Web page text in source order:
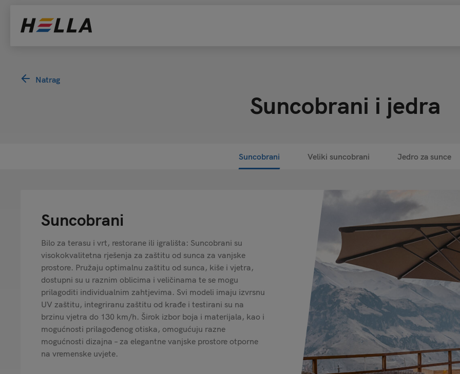
Natrag
Suncobrani i jedra
Suncobrani Veliki suncobrani Jedro za sunce
Suncobrani
Bilo za terasu i vrt, restorane ili igrališta: Suncobrani su
visokokvalitetna rješenja za zaštitu od sunca za vanjske
prostore. Pružaju optimalnu zaštitu od sunca, kiše i vjetra,
dostupni su u raznim oblicima i veličinama te se mogu
prilagoditi individualnim zahtjevima. Svi modeli imaju izvrsnu
UV zaštitu, integriranu zaštitu od krađe i testirani su na
brzinu vjetra do 130 km/h. Širok izbor boja i materijala, kao i
mogućnosti prilagođenog otiska, omogućuju razne
mogućnosti dizajna – za elegantne vanjske prostore otporne
na vremenske uvjete.